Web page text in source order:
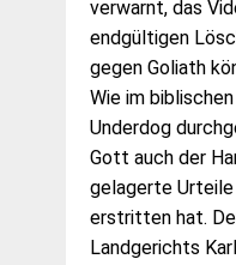
verwarnt, das
endgültigen
gegen Goliath
Wie im
Underdog
Gott auch der
gelagerte
erstritten hat.
Landgerichts